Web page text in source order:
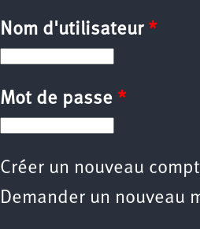
Nom d'utilisateur *
Mot de passe *
Créer un nouveau
Demander un nouveau